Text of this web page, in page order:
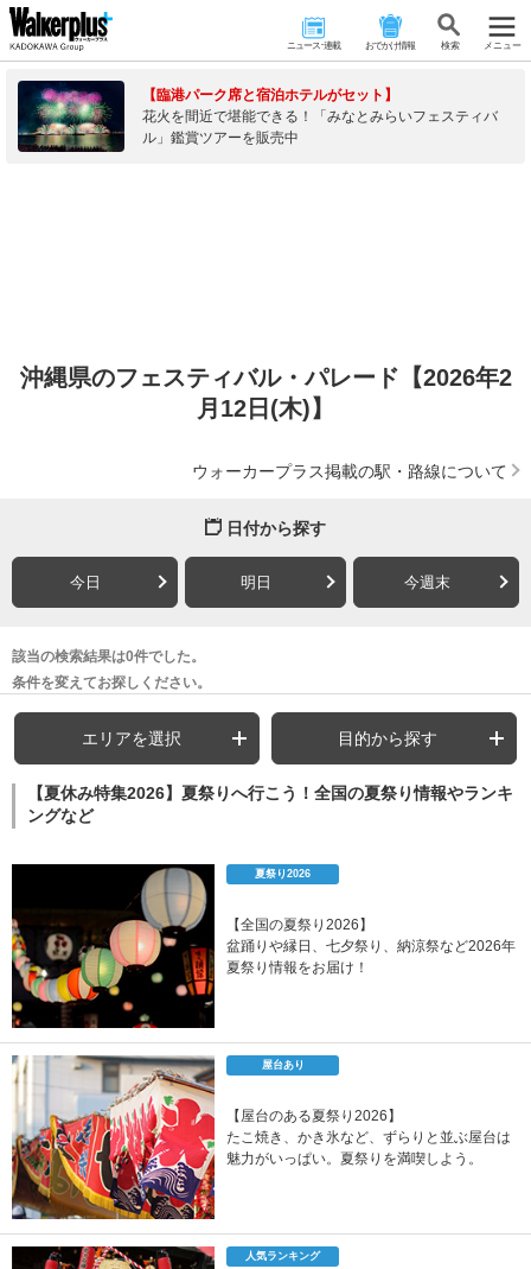
ニュース･連載 おでかけ情報 検 索 メニュー
【臨港パーク席と宿泊ホテルがセット】
花火を間近で堪能できる！「みなとみらいフェスティバ
ル」鑑賞ツアーを販売中
沖縄県のフェスティバル・パレード【2026年2
月12日(木)】
ウォーカープラス掲載の駅・路線について
日付から探す
今日 明日 今週末
該当の検索結果は0件でした。
条件を変えてお探しください。
エリアを選択 目的から探す
【夏休み特集2026】夏祭りへ行こう！全国の夏祭り情報やランキ
ングなど
夏祭り2026
【全国の夏祭り2026】
盆踊りや縁日、七夕祭り、納涼祭など2026年
夏祭り情報をお届け！
屋台あり
【屋台のある夏祭り2026】
たこ焼き、かき氷など、ずらりと並ぶ屋台は
魅力がいっぱい。夏祭りを満喫しよう。
人気ランキング